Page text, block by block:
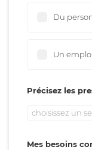
Du
Un
Précisez les
choisissez un
Mes besoins